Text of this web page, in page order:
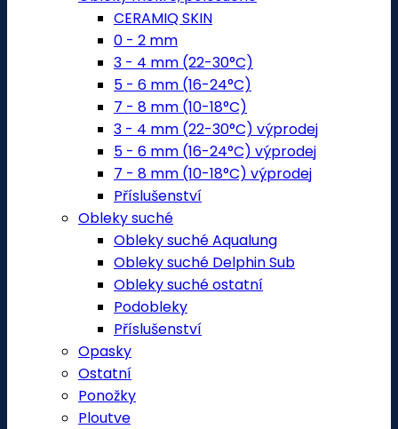
CERAMIQ SKIN
0 - 2 mm
3 - 4 mm (22-30°C)
5 - 6 mm (16-24°C)
7 - 8 mm (10-18°C)
3 - 4 mm (22-30°C) výprodej
5 - 6 mm (16-24°C) výprodej
7 - 8 mm (10-18°C) výprodej
Příslušenství
Obleky suché
Obleky suché Aqualung
Obleky suché Delphin Sub
Obleky suché ostatní
Podobleky
Příslušenství
Opasky
Ostatní
Ponožky
Ploutve